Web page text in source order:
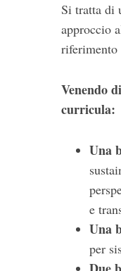
Si tratta di
approccio
riferimento
Venendo
curricula:
Una
e
Una
per